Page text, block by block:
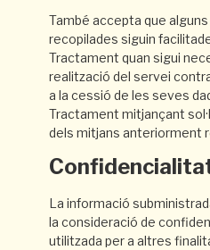
També accepta que
recopilades siguin
Tractament quan sigui
realització del servei
a la cessió de les seves
Tractament mitjançant
dels mitjans anteriorment
La informació
la consideració de
utilitzada per a altres